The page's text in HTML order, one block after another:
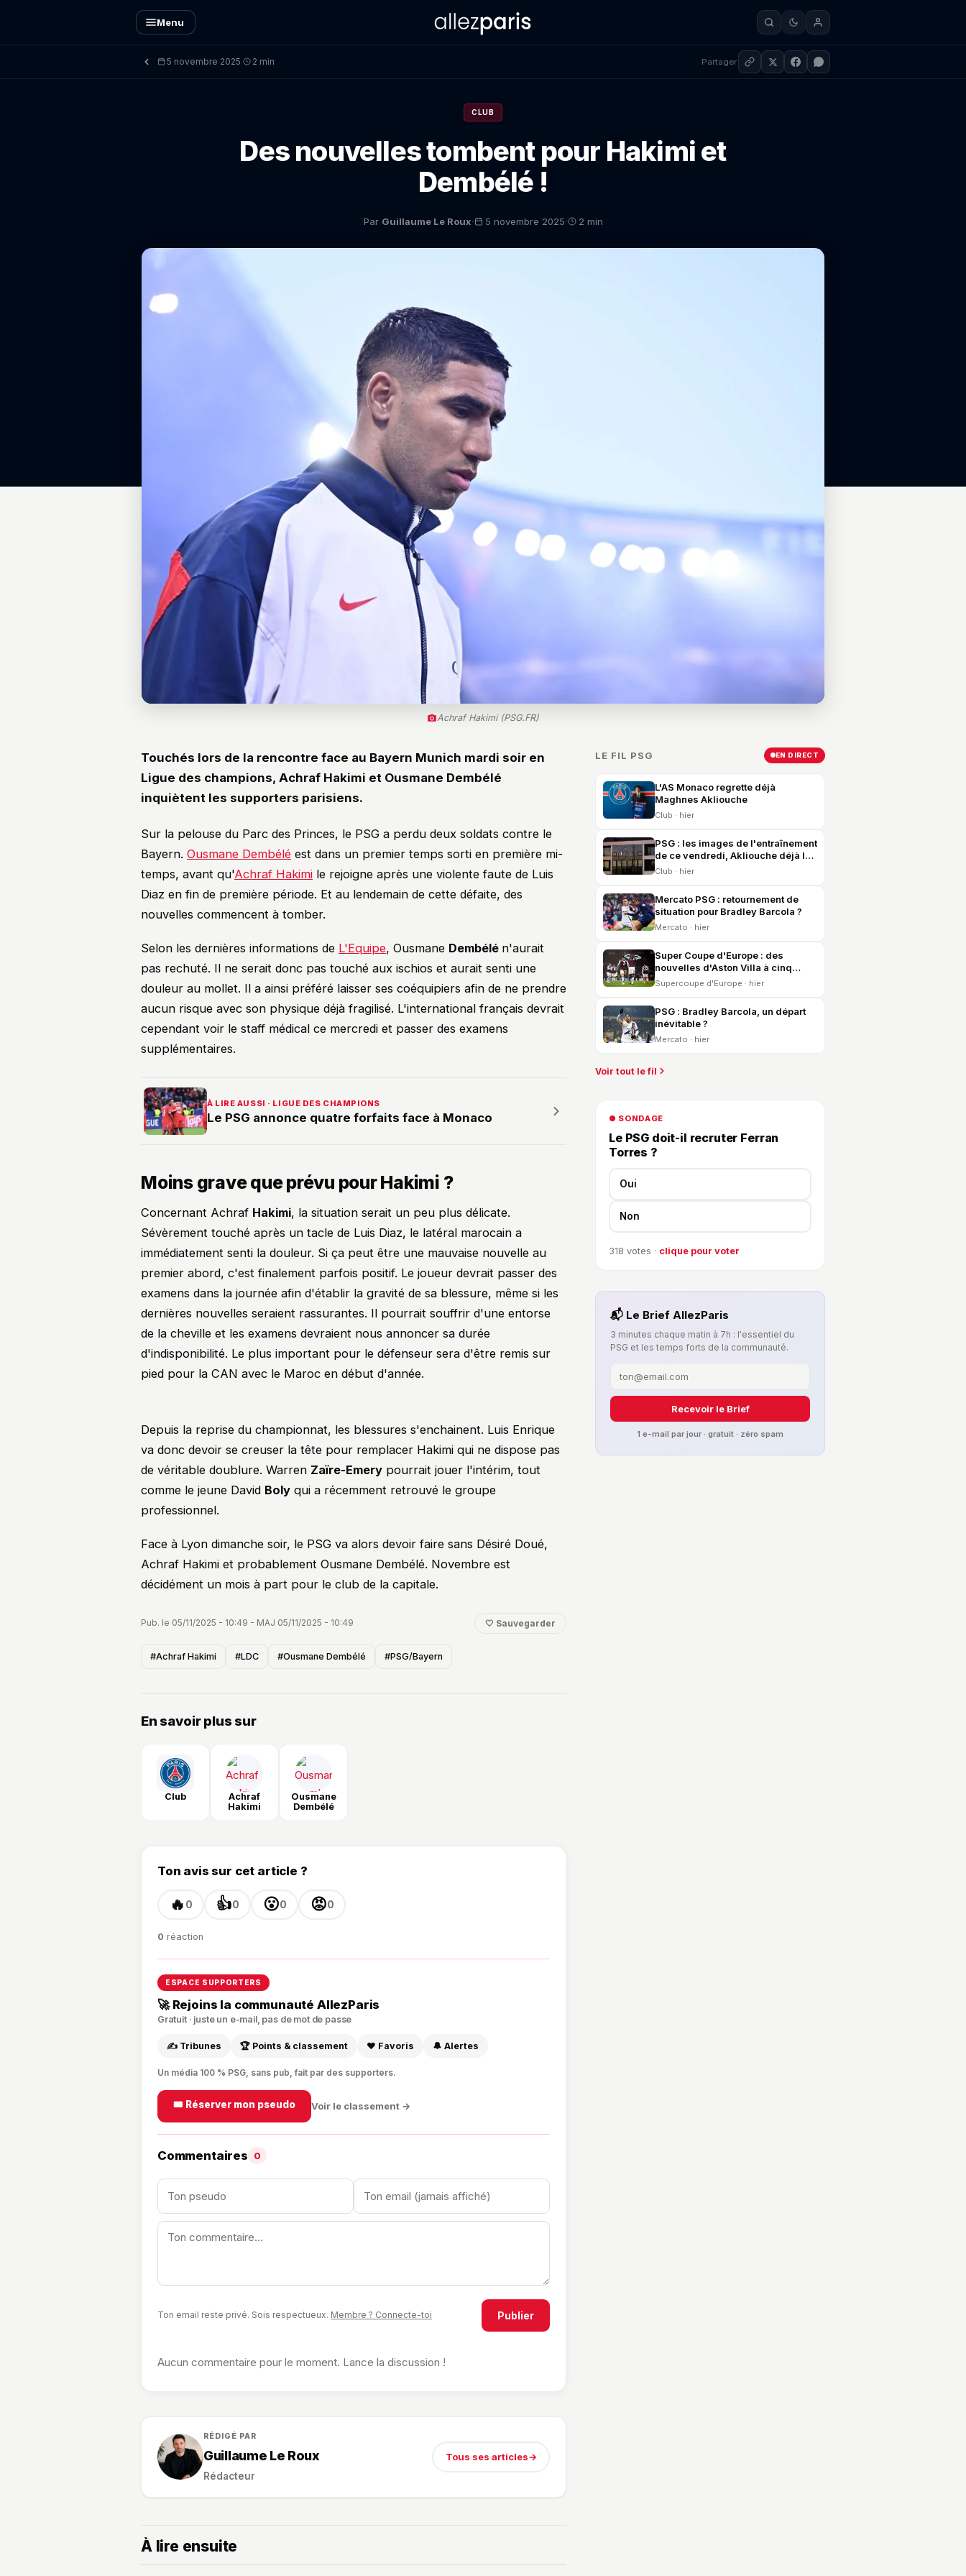
Menu
5 novembre 2025· 2 min Partager
CLUB
Des nouvelles tombent pour Hakimi et
Dembélé !
Par Guillaume Le Roux· 5 novembre 2025· 2 min
Achraf Hakimi (PSG.FR)
Touchés lors de la rencontre face au Bayern Munich mardi soir en
Ligue des champions, Achraf Hakimi et Ousmane Dembélé
inquiètent les supporters parisiens.
Sur la pelouse du Parc des Princes, le PSG a perdu deux soldats contre le
Bayern. Ousmane Dembélé est dans un premier temps sorti en première mi-
temps, avant qu'Achraf Hakimi le rejoigne après une violente faute de Luis
Diaz en fin de première période. Et au lendemain de cette défaite, des
nouvelles commencent à tomber.
Selon les dernières informations de L'Equipe, Ousmane Dembélé n'aurait
pas rechuté. Il ne serait donc pas touché aux ischios et aurait senti une
douleur au mollet. Il a ainsi préféré laisser ses coéquipiers afin de ne prendre
aucun risque avec son physique déjà fragilisé. L'international français devrait
cependant voir le staff médical ce mercredi et passer des examens
supplémentaires.
À LIRE AUSSI · LIGUE DES CHAMPIONS
Le PSG annonce quatre forfaits face à Monaco
Moins grave que prévu pour Hakimi ?
Concernant Achraf Hakimi, la situation serait un peu plus délicate.
Sévèrement touché après un tacle de Luis Diaz, le latéral marocain a
immédiatement senti la douleur. Si ça peut être une mauvaise nouvelle au
premier abord, c'est finalement parfois positif. Le joueur devrait passer des
examens dans la journée afin d'établir la gravité de sa blessure, même si les
dernières nouvelles seraient rassurantes. Il pourrait souffrir d'une entorse
de la cheville et les examens devraient nous annoncer sa durée
d'indisponibilité. Le plus important pour le défenseur sera d'être remis sur
pied pour la CAN avec le Maroc en début d'année.
Depuis la reprise du championnat, les blessures s'enchainent. Luis Enrique
va donc devoir se creuser la tête pour remplacer Hakimi qui ne dispose pas
de véritable doublure. Warren
pourrait jouer l'intérim, tout
comme le jeune David
professionnel.
Face à Lyon dimanche soir, le PSG va alors devoir faire sans Désiré Doué,
Achraf Hakimi et probablement Ousmane Dembélé. Novembre est
décidément un mois à part pour le club de la capitale.
Pub. le 05/11/2025 - 10:49 - MAJ 05/11/2025 - 10:49
Ton avis sur cet article ?
🔥0
ESPACE SUPPORTERS
Gratuit · juste un e-mail, pas de mot de passe
✍️ Tribunes 🏆 Points & classement ❤️ Favoris
Un média 100 % PSG, sans pub, fait par des supporters.
🎟️ Réserver mon pseudo Voir le classement →
Commentaires
LE FIL PSG EN DIRECT
L'AS Monaco regrette déjà
Maghnes Akliouche
Club · hier
PSG : les images de l'entraînement
de ce vendredi, Akliouche déjà là
et United en vue
Club · hier
Mercato PSG : retournement de
situation pour Bradley Barcola ?
Mercato · hier
Super Coupe d'Europe : des
nouvelles d'Aston Villa à cinq
jours du PSG
Supercoupe d'Europe · hier
PSG : Bradley Barcola, un départ
inévitable ?
Mercato · hier
Voir tout le fil
● SONDAGE
Le PSG doit-il recruter Ferran
Torres ?
Oui
Non
318 votes · clique pour voter
📬 Le Brief AllezParis
3 minutes chaque matin à 7h : l'essentiel du
PSG et les temps forts de la communauté.
Recevoir le Brief
1 e-mail par jour · gratuit · zéro spam